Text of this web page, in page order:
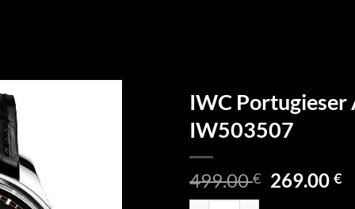
IWC Portugieser
IW503507
499.00€ 269.00€